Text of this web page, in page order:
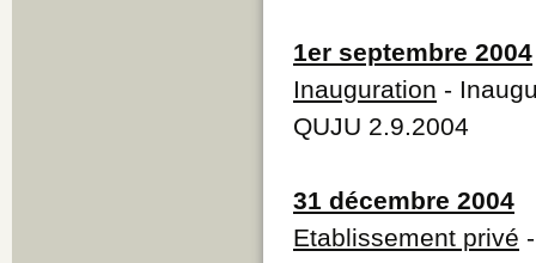
1er septembre 2004
Inauguration -
QUJU 2.9.2004
31 décembre 2004
Etablissement privé